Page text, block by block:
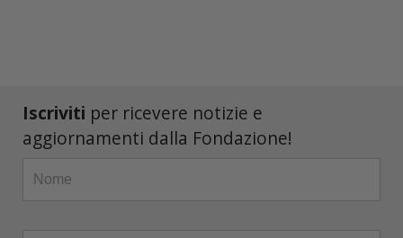
Iscriviti per ricevere notizie e
aggiornamenti dalla Fondazione!